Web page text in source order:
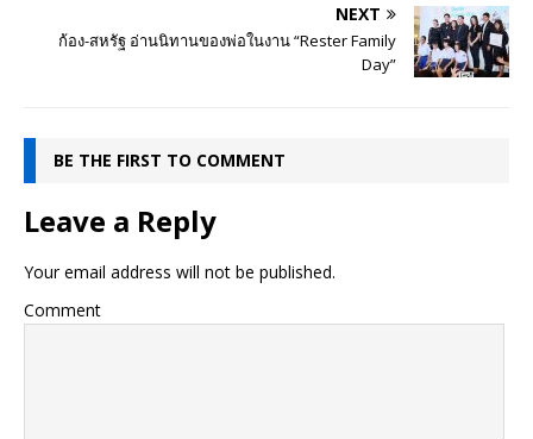
NEXT
ก้อง-สหรัฐ อ่านนิทานของพ่อในงาน “Rester Family
Day”
BE THE FIRST TO COMMENT
Leave a Reply
Your email address will not be published.
Comment